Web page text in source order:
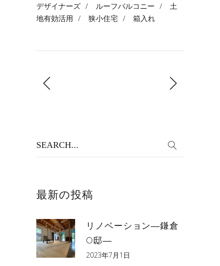
デザイナーズ / ルーフバルコニー /
土
地有効活用 / 狭小住宅 / 箱入れ
for:
最新の投稿
リノベーション―鎌倉
O邸―
2023年7月1日